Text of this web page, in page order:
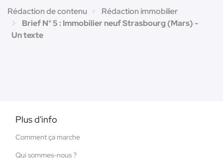
Rédaction de contenu
Rédaction immobilier
Brief N° 5 : Immobilier neuf Strasbourg (Mars) -
Un texte
Plus d'info
Comment ça marche
Qui sommes-nous ?